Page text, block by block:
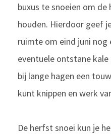
buxus te snoeien om
houden. Hierdoor geef
ruimte om eind juni nog
eventuele ontstane kale
bij lange hagen een
kunt knippen en werk
De herfst snoei kun je